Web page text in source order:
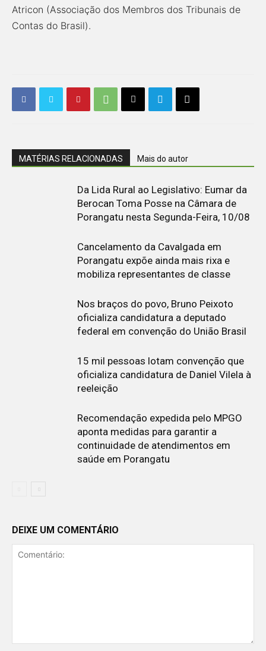
Atricon (Associação dos Membros dos Tribunais de
Contas do Brasil).
MATÉRIAS RELACIONADAS Mais do autor
Da Lida Rural ao Legislativo: Eumar da
Berocan Toma Posse na Câmara de
Porangatu nesta Segunda-Feira, 10/08
Cancelamento da Cavalgada em
Porangatu expõe ainda mais rixa e
mobiliza representantes de classe
Nos braços do povo, Bruno Peixoto
oficializa candidatura a deputado
federal em convenção do União Brasil
15 mil pessoas lotam convenção que
oficializa candidatura de Daniel Vilela à
reeleição
Recomendação expedida pelo MPGO
aponta medidas para garantir a
continuidade de atendimentos em
saúde em Porangatu
DEIXE UM COMENTÁRIO